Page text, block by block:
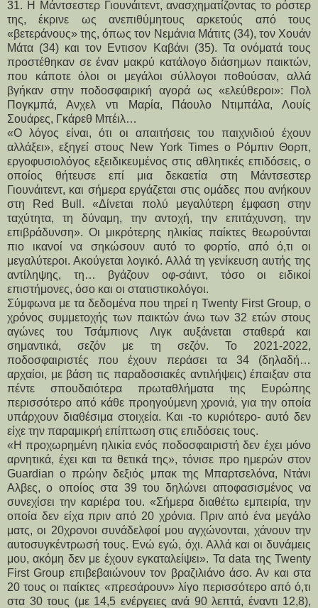
31. Η Μάντσεστερ Γιουνάιτεντ, ανασχηματίζοντας το ρόστερ
της, έκρινε ως ανεπιθύμητους αρκετούς από τους
«βετεράνους» της, όπως τον Νεμάνια Μάτιτς (34), τον Χουάν
Μάτα (34) και τον Εντισον Καβάνι (35). Τα ονόματά τους
προστέθηκαν σε έναν μακρύ κατάλογο διάσημων παικτών,
που κάποτε όλοι οι μεγάλοι σύλλογοι ποθούσαν, αλλά
βγήκαν στην ποδοσφαιρική αγορά ως «ελεύθεροι»: Πολ
Πογκμπά, Ανχελ ντι Μαρία, Πάουλο Ντιμπάλα, Λουίς
Σουάρες, Γκάρεθ Μπέιλ…
«Ο λόγος είναι, ότι οι απαιτήσεις του παιχνιδιού έχουν
αλλάξει», εξηγεί στους New York Times ο Ρόμπιν Θορπ,
εργοφυσιολόγος εξειδικευμένος στις αθλητικές επιδόσεις, ο
οποίος θήτευσε επί μια δεκαετία στη Μάντσεστερ
Γιουνάιτεντ, και σήμερα εργάζεται στις ομάδες που ανήκουν
στη Red Bull. «Δίνεται πολύ μεγαλύτερη έμφαση στην
ταχύτητα, τη δύναμη, την αντοχή, την επιτάχυνση, την
επιβράδυνση». Οι μικρότερης ηλικίας παίκτες θεωρούνται
πιο ικανοί να σηκώσουν αυτό το φορτίο, από ό,τι οι
μεγαλύτεροι. Ακούγεται λογικό. Αλλά τη γενίκευση αυτής της
αντίληψης, τη… βγάζουν οφ-σάιντ, τόσο οι ειδικοί
επιστήμονες, όσο και οι στατιστικολόγοι.
Σύμφωνα με τα δεδομένα που τηρεί η Twenty First Group, ο
χρόνος συμμετοχής των παικτών άνω των 32 ετών στους
αγώνες του Τσάμπιονς Λιγκ αυξάνεται σταθερά και
σημαντικά, σεζόν με τη σεζόν. Το 2021-2022,
ποδοσφαιριστές που έχουν περάσει τα 34 (δηλαδή…
αρχαίοι, με βάση τις παραδοσιακές αντιλήψεις) έπαιξαν στα
πέντε σπουδαιότερα πρωταθλήματα της Ευρώπης
περισσότερο από κάθε προηγούμενη χρονιά, για την οποία
υπάρχουν διαθέσιμα στοιχεία. Και -το κυριότερο- αυτό δεν
είχε την παραμικρή επίπτωση στις επιδόσεις τους.
«Η προχωρημένη ηλικία ενός ποδοσφαιριστή δεν έχει μόνο
αρνητικά, έχει και τα θετικά της», τόνισε προ ημερών στον
Guardian o πρώην δεξιός μπακ της Μπαρτσελόνα, Ντάνι
Αλβες, ο οποίος στα 39 του δηλώνει αποφασισμένος να
συνεχίσει την καριέρα του. «Σήμερα διαθέτω εμπειρία, την
οποία δεν είχα πριν από 20 χρόνια. Πριν από ένα μεγάλο
ματς, οι 20χρονοι συνάδελφοί μου αγχώνονται, χάνουν την
αυτοσυγκέντρωσή τους. Ενώ εγώ, όχι. Αλλά και οι δυνάμεις
μου, ακόμη δεν με έχουν εγκαταλείψει». Τα data της Twenty
First Group επιβεβαιώνουν τον βραζιλιάνο άσο. Αν και στα
20 τους οι παίκτες «πρεσάρουν» λίγο περισσότερο από ό,τι
στα 30 τους (με 14,5 ενέργειες ανά 90 λεπτά, έναντι 12,8),